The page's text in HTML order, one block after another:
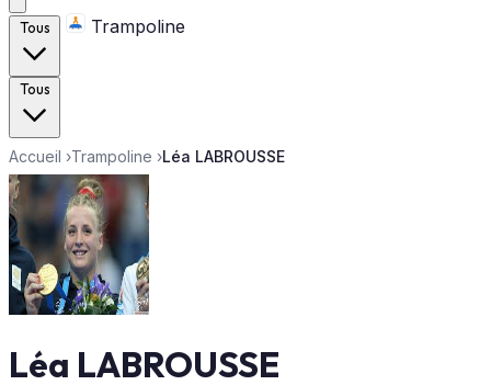
Tous Trampoline
Tous
Accueil ›Trampoline ›Léa LABROUSSE
Léa LABROUSSE